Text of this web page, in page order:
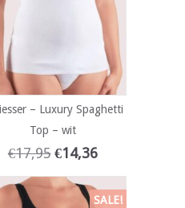
– Luxury Spaghetti
Top – wit
€17,95 €14,36
SALE!